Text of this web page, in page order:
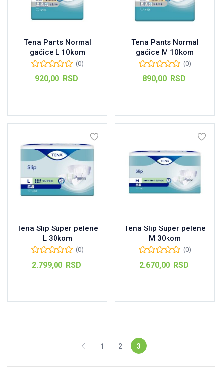
Tena Pants Normal
gaćice L 10kom
(0)
920,00 RSD
Tena Pants Normal
gaćice M 10kom
(0)
890,00 RSD
Tena Slip Super pelene
L 30kom
(0)
2.799,00 RSD
Tena Slip Super pelene
M 30kom
(0)
2.670,00 RSD
1 2 3